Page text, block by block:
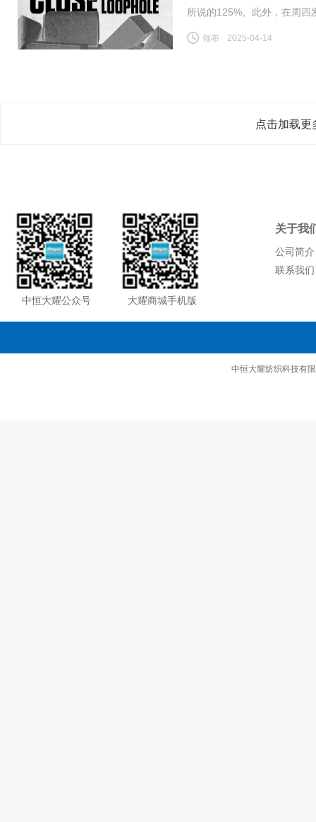
所说的125%。此外，在周
到了120%；5月2日至6月1
领布 2025-04-14
点击加载更
中恒大耀公众号 大耀商城手机版
关于我
公司简介
联系我们
中恒大耀纺织科技有